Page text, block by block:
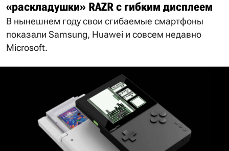
«раскладушки» RAZR с гибким дисплеем
В нынешнем году свои сгибаемые смартфоны
показали Samsung, Huawei и совсем недавно
Microsoft.